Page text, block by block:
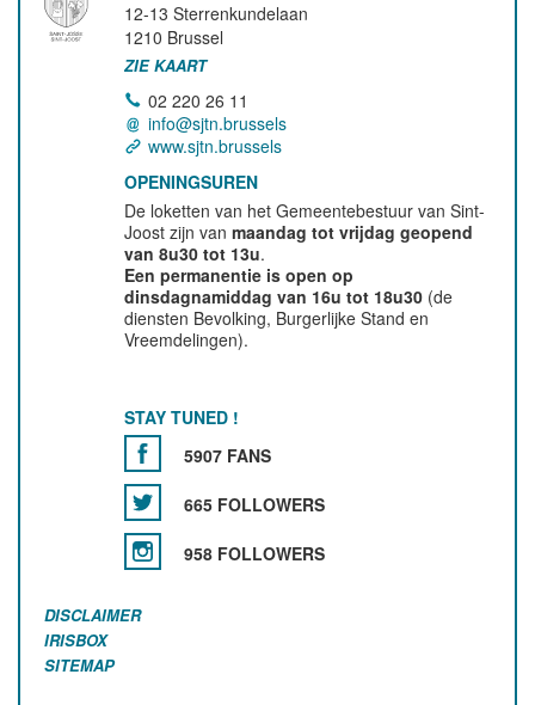
12-13 Sterrenkundelaan
1210 Brussel
ZIE KAART
02 220 26 11
info@sjtn.brussels
www.sjtn.brussels
OPENINGSUREN
De loketten van het Gemeentebestuur van Sint-
Joost zijn vanmaandag tot vrijdag geopend
van 8u30 tot 13u.
Een permanentie is open op
dinsdagnamiddag van 16u tot 18u30 (de
diensten Bevolking, Burgerlijke Stand en
Vreemdelingen).
STAY TUNED !
5907 FANS
665 FOLLOWERS
958 FOLLOWERS
DISCLAIMER
IRISBOX
SITEMAP